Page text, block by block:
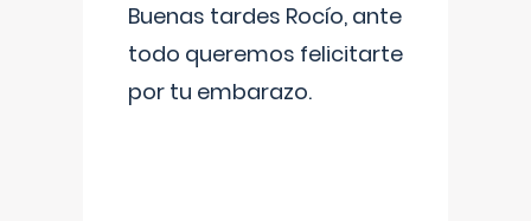
Buenas tardes Rocío, ante
todo queremos felicitarte
por tu embarazo.